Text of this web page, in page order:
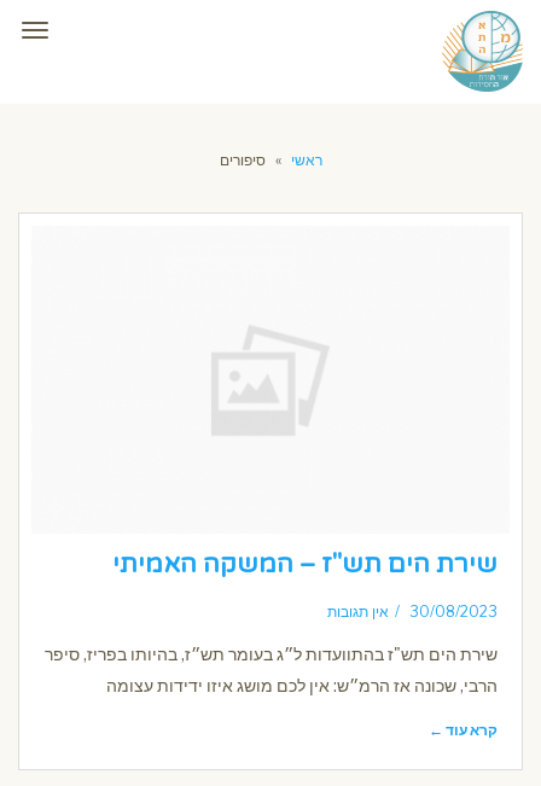
ראשי » סיפורים
שירת הים תש"ז – המשקה האמיתי
30/08/2023 אין תגובות
שירת הים תש"ז בהתוועדות ל״ג בעומר תש״ז, בהיותו בפריז, סיפר
הרבי, שכונה אז הרמ״ש: אין לכם מושג איזו ידידות עצומה
קרא עוד ←